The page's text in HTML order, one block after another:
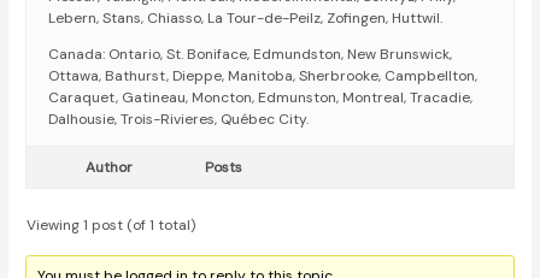
Lebern, Stans, Chiasso, La Tour-de-Peilz, Zofingen, Huttwil.
Canada: Ontario, St. Boniface, Edmundston, New Brunswick,
Ottawa, Bathurst, Dieppe, Manitoba, Sherbrooke, Campbellton,
Caraquet, Gatineau, Moncton, Edmunston, Montreal, Tracadie,
Dalhousie, Trois-Rivieres, Québec City.
Author Posts
Viewing 1 post (of 1 total)